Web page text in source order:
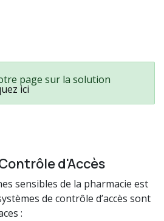
page sur la solution
ici
d'Accès
sensibles de la pharmacie est
de contrôle d’accès sont
: